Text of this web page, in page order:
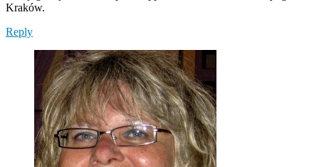
Kraków.
Reply